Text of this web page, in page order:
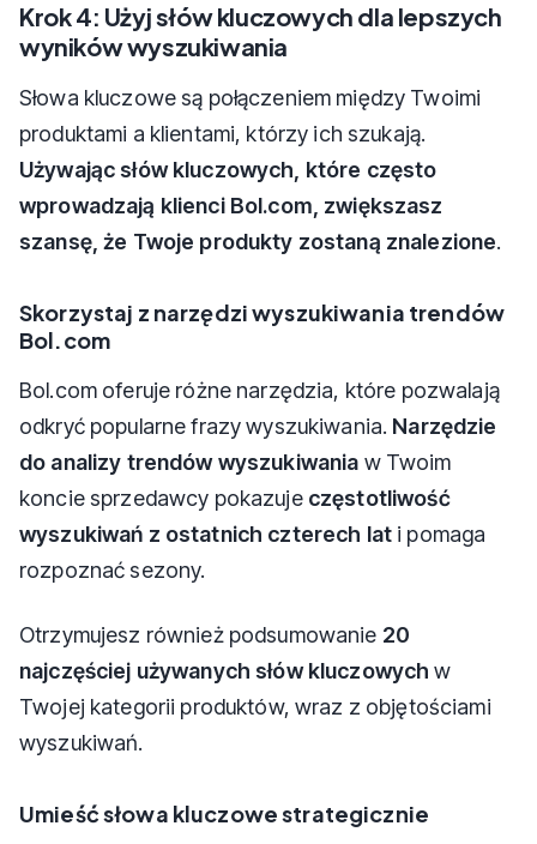
Krok 4: Użyj słów kluczowych dla lepszych
wyników wyszukiwania
Słowa kluczowe są połączeniem między Twoimi
produktami a klientami, którzy ich szukają.
Używając słów kluczowych, które często
wprowadzają klienci Bol.com, zwiększasz
szansę, że Twoje produkty zostaną znalezione.
Skorzystaj z narzędzi wyszukiwania trendów
Bol.com
Bol.com oferuje różne narzędzia, które pozwalają
odkryć popularne frazy wyszukiwania. Narzędzie
do analizy trendów wyszukiwania w Twoim
koncie sprzedawcy pokazuje częstotliwość
wyszukiwań z ostatnich czterech lat i pomaga
rozpoznać sezony.
Otrzymujesz również podsumowanie 20
najczęściej używanych słów kluczowych w
Twojej kategorii produktów, wraz z objętościami
wyszukiwań.
Umieść słowa kluczowe strategicznie